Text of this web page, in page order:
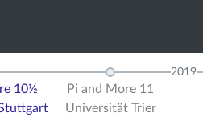
10½
Pi and More 11
Universität Trier
2019